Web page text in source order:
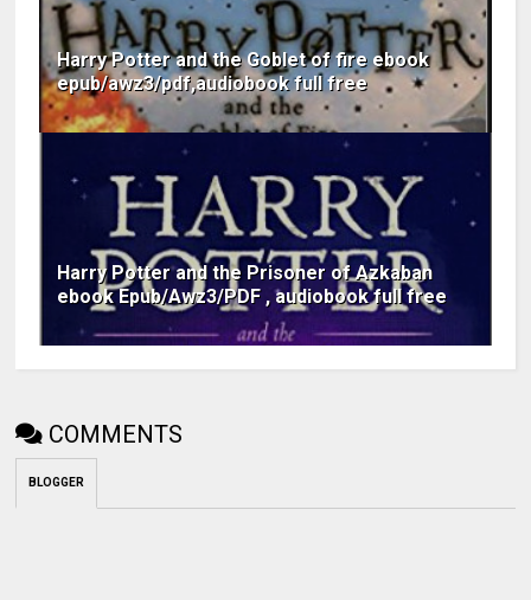
Harry Potter and the Goblet of fire ebook
epub/awz3/pdf,audiobook full free
Harry Potter and the Prisoner of Azkaban
ebook Epub/Awz3/PDF , audiobook full free
COMMENTS
BLOGGER